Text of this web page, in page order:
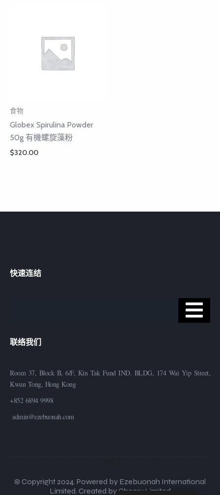
食物
Globex Spirulina Powder
50g 有機螺旋藻粉
$320.00
快速连结
联络我们
Room 37, Block B, 6/F, Kin Tak Fund IND. BLDG, 174 Wai Yip Street,
Kwun Tong, Hong Kong
+852 6894 9998
admin@ezebuonah.com
© Copyright 2024. Powered by Ezebuonah International
Limited. Created by Cheery Limited